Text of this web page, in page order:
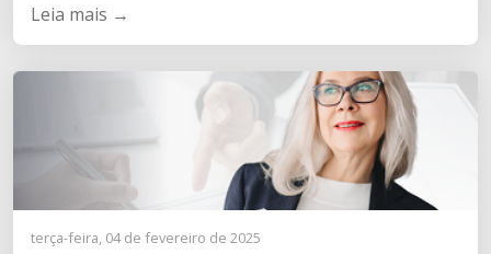
Leia mais →
terça-feira, 04 de fevereiro de 2025